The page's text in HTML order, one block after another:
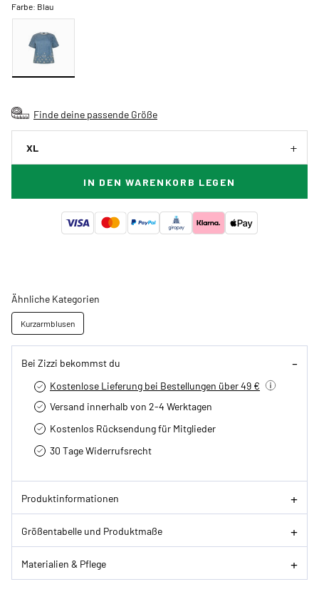
Farbe: Blau
Finde deine passende Größe
XL
IN DEN WARENKORB LEGEN
Ähnliche Kategorien
Kurzarmblusen
Bei Zizzi bekommst du
Kostenlose Lieferung bei Bestellungen über 49 €
Versand innerhalb von 2-4 Werktagen
Kostenlos Rücksendung für Mitglieder
30 Tage Widerrufsrecht
Produktinformationen
Größentabelle und Produktmaße
Materialien & Pflege